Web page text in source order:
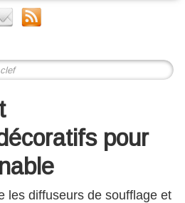
pour
les diffuseurs de soufflage et